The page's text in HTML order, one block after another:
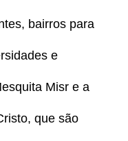
bairros para
e
Misr e a
que são